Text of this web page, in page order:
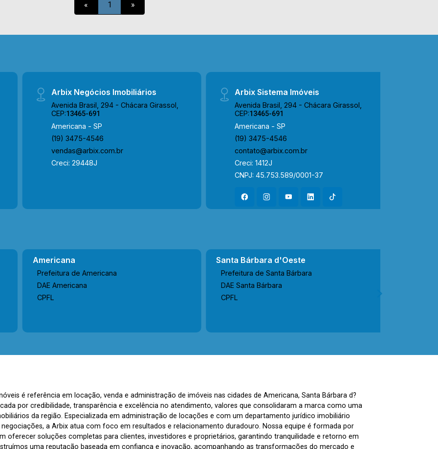
Rua Aparecida Togneta Bassette com
supermercado, mercearias, farmácias, e
IMÓVEIS - Presente em cada mudança!
supermercados. Entre em contato com
« 1 »
Arbix Negócios Imobiliários
Avenida Brasil, 294 - Chácara Girassol,
CEP:13465-691
Americana - SP
(19) 3475-4546
vendas@arbix.com.br
Creci: 29448J
Arbix Sistema Imóveis
Avenida Brasil, 294 - Chácara Girassol,
CEP:13465-691
Americana - SP
(19) 3475-4546
contato@arbix.com.br
Creci: 1412J
CNPJ: 45.753.589/0001-37
Americana
Prefeitura de Americana
DAE Americana
CPFL
Santa Bárbara d'Oeste
Prefeitura de Santa Bárbara
DAE Santa Bárbara
CPFL
é referência em locação, venda e administração de imóveis nas cidades de Americana, Santa Bárbara d?
por credibilidade, transparência e excelência no atendimento, valores que consolidaram a marca como uma
da região. Especializada em administração de locações e com um departamento jurídico imobiliário
a Arbix atua com foco em resultados e relacionamento duradouro. Nossa equipe é formada por
oferecer soluções completas para clientes, investidores e proprietários, garantindo tranquilidade e retorno em
uma reputação baseada em confiança e inovação, acompanhando as transformações do mercado e